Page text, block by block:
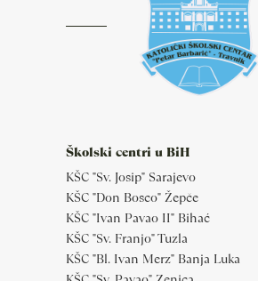
Školski centri u BiH
KŠC "Sv. Josip" Sarajevo
KŠC "Don Bosco" Žepče
KŠC "Ivan Pavao II" Bihać
KŠC "Sv. Franjo" Tuzla
KŠC "Bl. Ivan Merz" Banja Luka